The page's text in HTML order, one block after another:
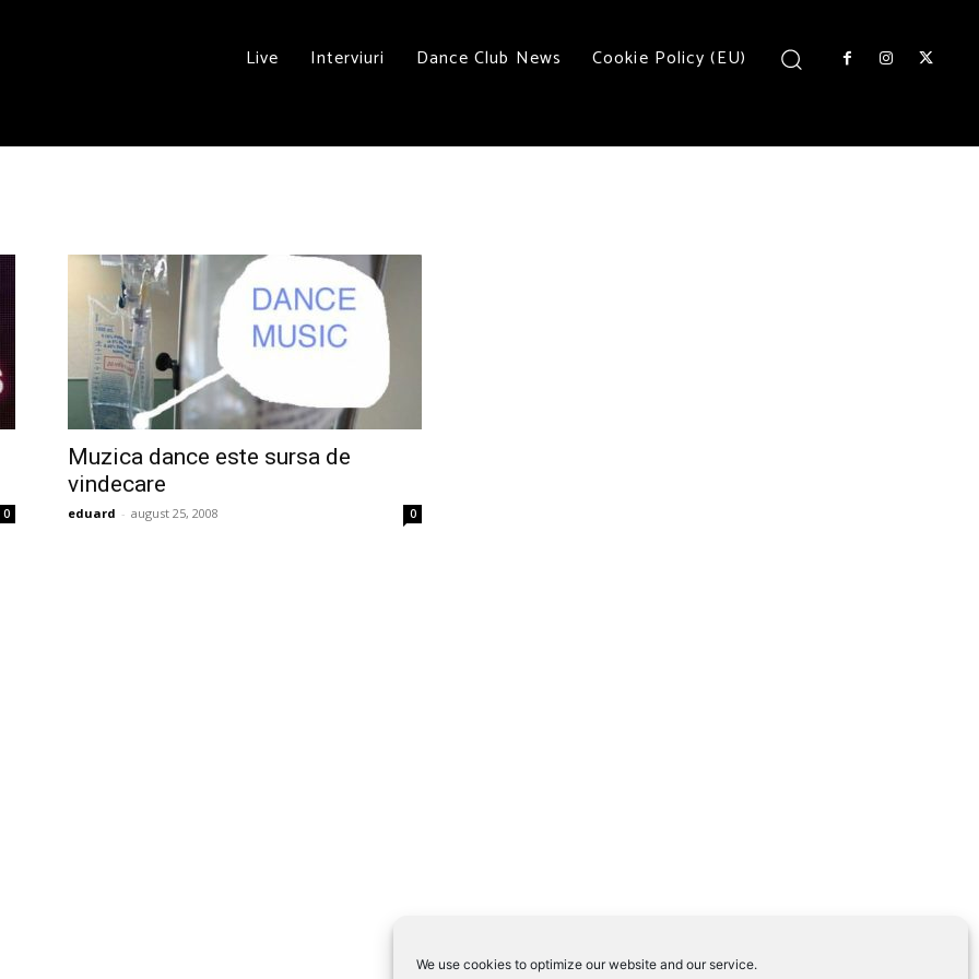
We use cookies to optimize our website and our service.
Live Interviuri Dance Club News Cookie Policy (EU)
0
Muzica dance este sursa de
vindecare
eduard - august 25, 2008 0